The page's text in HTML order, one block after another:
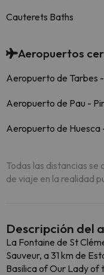
Cauterets Baths
Aeropuertos
Aeropuerto de Tarbes
Aeropuerto de Pau -
Aeropuerto de Huesca
Todas las distancias se
de viaje en la realidad
Descripción del
La Fontaine de St
Sauveur, a 31 km de
Basilica of Our Lady of